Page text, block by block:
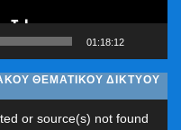
01:18:12
ΘΕΜΑΤΙΚΟΥ ΔΙΚΤΥΟΥ
or source(s) not found